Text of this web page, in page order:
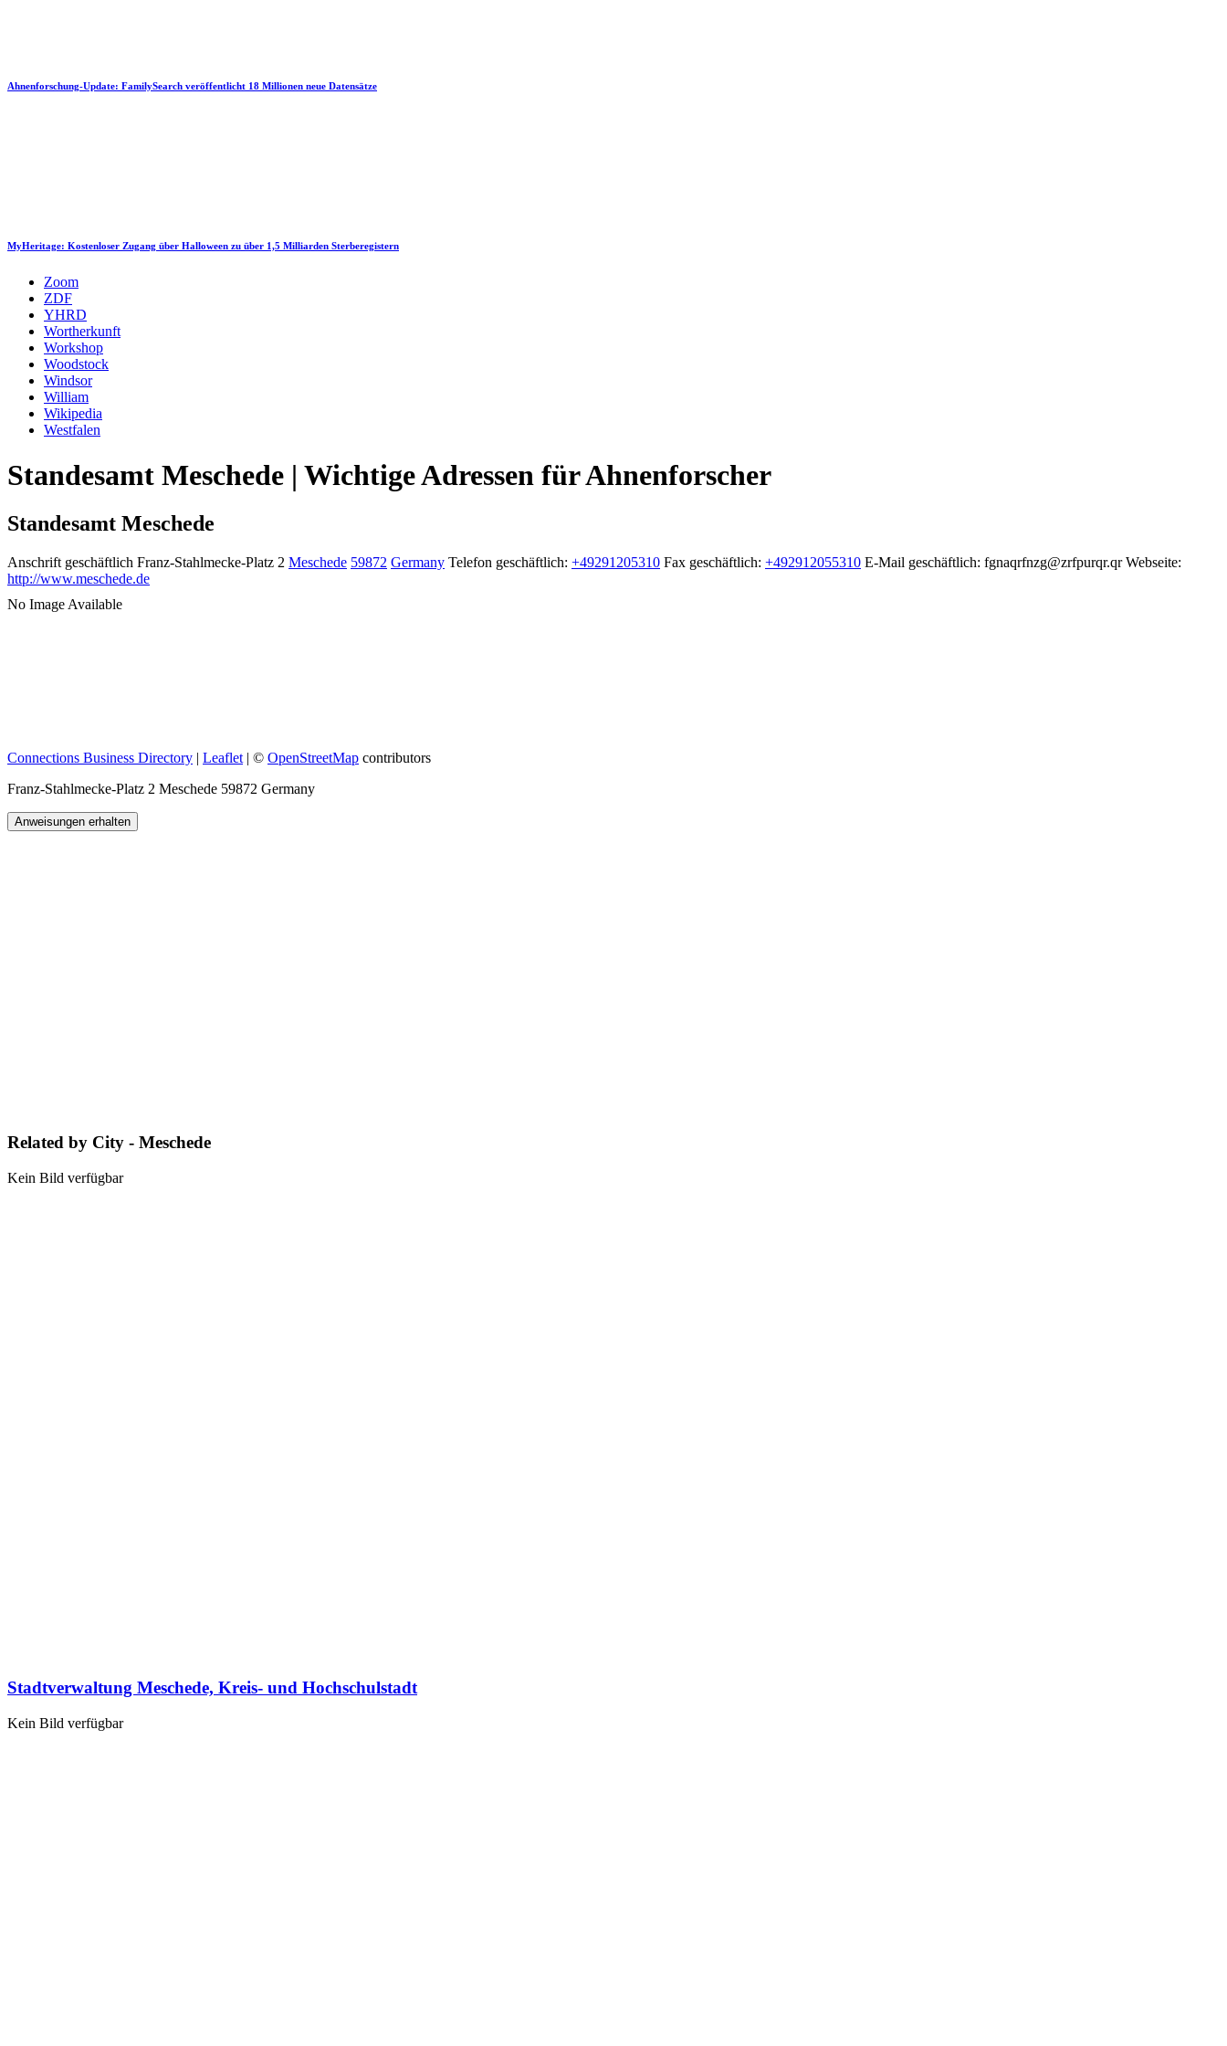
Ahnenforschung-Update: FamilySearch veröffentlicht 18 Millionen neue Datensätze
MyHeritage: Kostenloser Zugang über Halloween zu über 1,5 Milliarden Sterberegistern
Zoom
ZDF
YHRD
Wortherkunft
Workshop
Woodstock
Windsor
William
Wikipedia
Westfalen
Standesamt Meschede | Wichtige Adressen für Ahnenforscher
Standesamt Meschede
Anschrift geschäftlich Franz-Stahlmecke-Platz 2 Meschede 59872 Germany Telefon geschäftlich: +49291205310 Fax geschäftlich: +492912055310 E-Mail geschäftlich: fgnaqrfnzg@zrfpurqr.qr Webseite:
http://www.meschede.de
No Image Available
Connections Business Directory | Leaflet | © OpenStreetMap contributors
Franz-Stahlmecke-Platz 2 Meschede 59872 Germany
Anweisungen erhalten
Related by City - Meschede
Kein Bild verfügbar
Stadtverwaltung Meschede, Kreis- und Hochschulstadt
Kein Bild verfügbar